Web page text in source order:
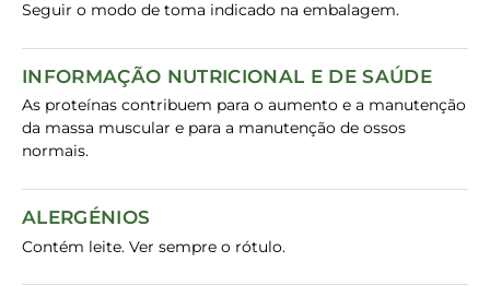
Seguir o modo de toma indicado na embalagem.
INFORMAÇÃO NUTRICIONAL E DE SAÚDE
As proteínas contribuem para o aumento e a manutenção
da massa muscular e para a manutenção de ossos
normais.
ALERGÉNIOS
Contém leite. Ver sempre o rótulo.